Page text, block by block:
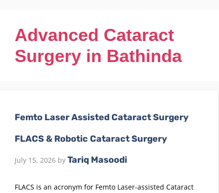
Advanced Cataract
Surgery in Bathinda
Femto Laser Assisted Cataract Surgery
FLACS & Robotic Cataract Surgery
July 15, 2026 by Tariq Masoodi
FLACS is an acronym for Femto Laser-assisted Cataract